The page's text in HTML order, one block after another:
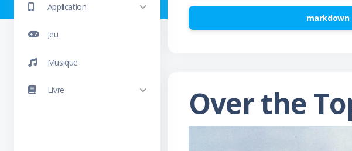
Application
Jeu
Musique
Livre
markdown
Over the